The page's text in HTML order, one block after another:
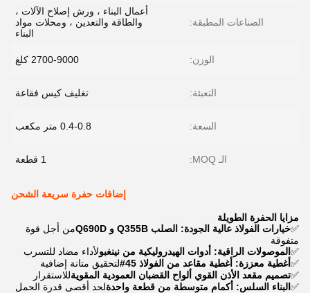
الصناعات المطبقة:
أعمال البناء ، ورش إصلاح الآلات ،
والطاقة والتعدين ، ومحلات مواد
البناء
الوزن: 2700-9000 كلغ
التعبئة: تغليف كيس فقاعة
السعة: 0.4-0.8 متر مكعب
الـ MOQ: 1 قطعة
إضافات حفرة سريعة الشحن
مزايا الحفرة الطويلة
✅خيارات الفولاذ عالية الجودة: الصلب Q355B و Q690D
من أجل قوة
متفوقة
✅ الموصولات الراقية: أدوات الهيدروليكية من نينغبولأداء مضاد للتسرب
✅أغطية معززة: أغطية مقاعد من الفولاذ 45#
لتحقيق متانة إضافية
✅تصميم مقعد الأذن القوي ألواح القضبان العمودية المقويةللاستقرار
✅ البناء السلس: أكمام متوسطة من قطعة واحدةلحد أقصى قدرة الحمل